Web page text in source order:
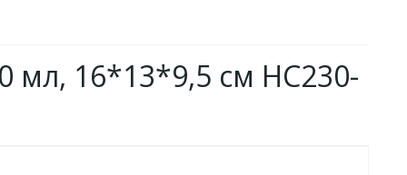
мл, 16*13*9,5 см HC230-